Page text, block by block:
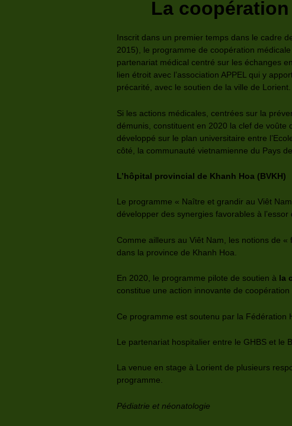
La
Inscrit dans un premier temps dans le cadre
2015), le programme de coopération
partenariat médical centré sur les échanges
lien étroit avec l’association APPEL qui y
précarité, avec le soutien de la ville de Lorient.
Si les actions médicales, centrées sur la
démunis, constituent en 2020 la clef de voûte
développé sur le plan universitaire entre
côté, la communauté vietnamienne du Pays
L’hôpital provincial de Khanh Hoa (BVKH)
Le programme « Naître et grandir au Viêt
développer des synergies favorables à l’essor
Comme ailleurs au Viêt Nam, les notions de
dans la province de Khanh Hoa.
En 2020, le programme pilote de soutien à la
constitue une action innovante de coopération
Ce programme est soutenu par la Fédération
Le partenariat hospitalier entre le GHBS et le
La venue en stage à Lorient de plusieurs
programme.
Pédiatrie et néonatologie